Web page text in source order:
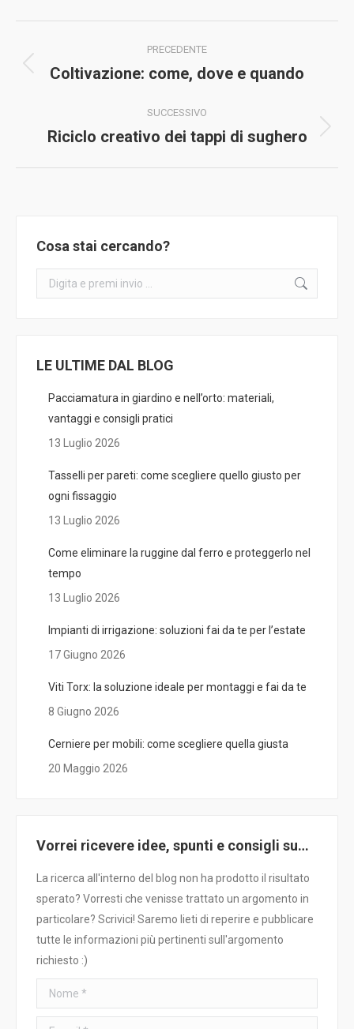
tra
post
PRECEDENTE
Post
Coltivazione: come, dove e quando
SUCCESSIVO
Prossimo
Riciclo creativo dei tappi di sughero
Cosa stai cercando?
Cerca:
LE ULTIME DAL BLOG
Pacciamatura in giardino e nell’orto: materiali,
vantaggi e consigli pratici
13 Luglio 2026
Tasselli per pareti: come scegliere quello giusto per
ogni fissaggio
13 Luglio 2026
Come eliminare la ruggine dal ferro e proteggerlo nel
tempo
13 Luglio 2026
Impianti di irrigazione: soluzioni fai da te per l’estate
17 Giugno 2026
Viti Torx: la soluzione ideale per montaggi e fai da te
8 Giugno 2026
Cerniere per mobili: come scegliere quella giusta
20 Maggio 2026
Vorrei ricevere idee, spunti e consigli su…
La ricerca all'interno del blog non ha prodotto il risultato
sperato? Vorresti che venisse trattato un argomento in
particolare? Scrivici! Saremo lieti di reperire e pubblicare
tutte le informazioni più pertinenti sull'argomento
richiesto :)
Nome *